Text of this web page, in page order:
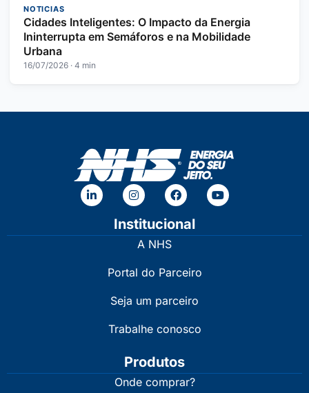
NOTICIAS
Cidades Inteligentes: O Impacto da Energia
Ininterrupta em Semáforos e na Mobilidade
Urbana
16/07/2026 · 4 min
Institucional
A NHS
Portal do Parceiro
Seja um parceiro
Trabalhe conosco
Produtos
Onde comprar?